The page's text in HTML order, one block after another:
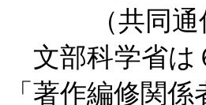
（共同通
文部科学省は
「著作編修関係